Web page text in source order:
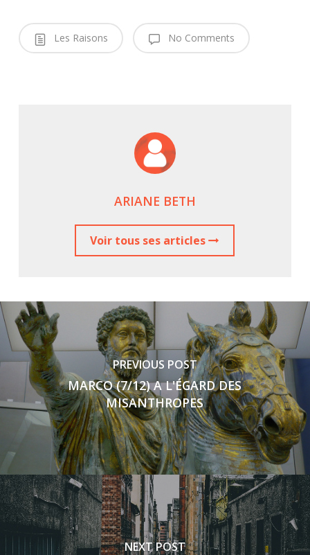
Les Raisons No Comments
ARIANE BETH
Voir tous ses articles
PREVIOUS POST
MARCO (7/12) A L'ÉGARD DES
MISANTHROPES
NEXT POST